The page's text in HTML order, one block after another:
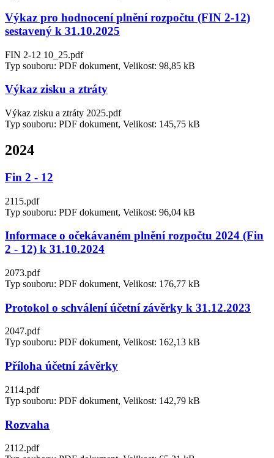
Výkaz pro hodnocení plnění rozpočtu (FIN 2-12)
sestavený k 31.10.2025
FIN 2-12 10_25.pdf
Typ souboru: PDF dokument, Velikost: 98,85 kB
Výkaz zisku a ztráty
Výkaz zisku a ztráty 2025.pdf
Typ souboru: PDF dokument, Velikost: 145,75 kB
2024
Fin 2 - 12
2115.pdf
Typ souboru: PDF dokument, Velikost: 96,04 kB
Informace o očekávaném plnění rozpočtu 2024 (Fin
2 - 12) k 31.10.2024
2073.pdf
Typ souboru: PDF dokument, Velikost: 176,77 kB
Protokol o schválení účetní závěrky k 31.12.2023
2047.pdf
Typ souboru: PDF dokument, Velikost: 162,13 kB
Příloha účetní závěrky
2114.pdf
Typ souboru: PDF dokument, Velikost: 142,79 kB
Rozvaha
2112.pdf